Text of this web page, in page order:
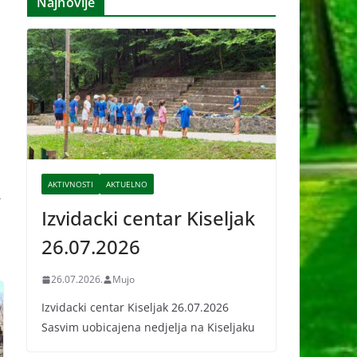
v
e
AKTIVNOSTI AKTUELNO
Izvidacki centar Kiseljak
26.07.2026
26.07.2026. Mujo
Izvidacki centar Kiseljak 26.07.2026
Sasvim uobicajena nedjelja na Kiseljaku